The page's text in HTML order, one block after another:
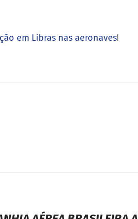
em Libras nas aeronaves!